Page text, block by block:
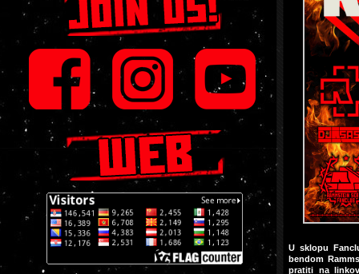
U sklopu
bendom
pratiti na